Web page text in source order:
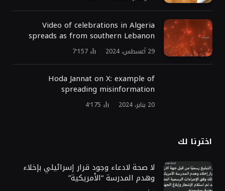
Video of celebrations in Algeria
spreads as from southern Lebanon
29 أغسطس، 2024 7٬157
Hoda Jannat on X: example of
spreading misinformation
20 يناير، 2024 4٬175
اخترنا لك
لا صحة لادعاء وجود قرار إسرائيلي بإخلاء
وهدم المدرسة “الأمريكية”